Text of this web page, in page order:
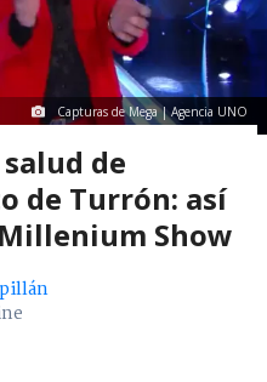
Capturas de Mega | Agencia UNO
de
de Turrón: así
Show